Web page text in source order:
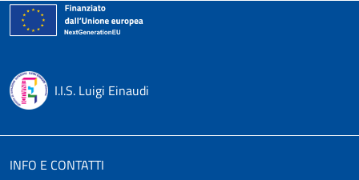
I.I.S. Luigi Einaudi
INFO E CONTATTI